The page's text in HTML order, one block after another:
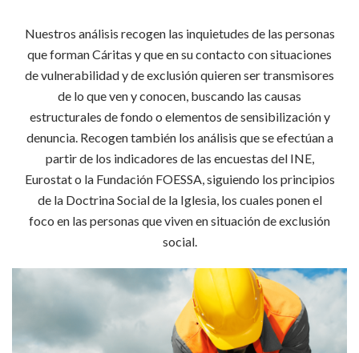
Nuestros análisis recogen las inquietudes de las personas
que forman Cáritas y que en su contacto con situaciones
de vulnerabilidad y de exclusión quieren ser transmisores
de lo que ven y conocen, buscando las causas
estructurales de fondo o elementos de sensibilización y
denuncia. Recogen también los análisis que se efectúan a
partir de los indicadores de las encuestas del INE,
Eurostat o la Fundación FOESSA, siguiendo los principios
de la Doctrina Social de la Iglesia, los cuales ponen el
foco en las personas que viven en situación de exclusión
social.